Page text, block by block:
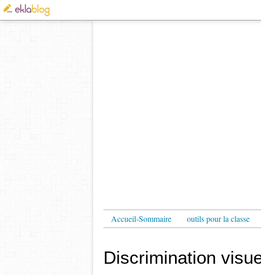
Accueil-Sommaire outils pour la classe
Discrimination